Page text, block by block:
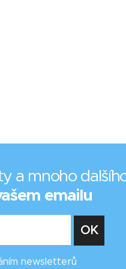
a mnoho
emailu
newsletterů